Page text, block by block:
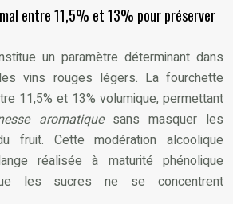
entre 11,5% et 13% pour préserver
un paramètre déterminant dans
vins rouges légers. La fourchette
11,5% et 13% volumique, permettant
aromatique sans masquer les
fruit. Cette modération alcoolique
réalisée à maturité phénolique
les sucres ne se concentrent